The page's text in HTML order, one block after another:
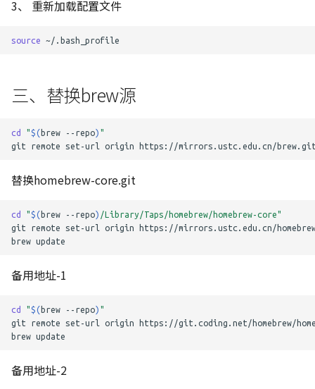
3、 重新加载配置文件
source
三、替换brew源
cd "$( brew --repo) "
git
remote set-url origin
替换homebrew-core.git
cd "$( brew --repo) /Library/Taps/homebrew/homebrew-core"
git
remote set-url origin
https://mirrors.ustc.edu.cn/
brew
备用地址-1
cd "$( brew --repo) "
git
remote set-url origin
https://git.coding.net/homebrew/
brew
备用地址-2